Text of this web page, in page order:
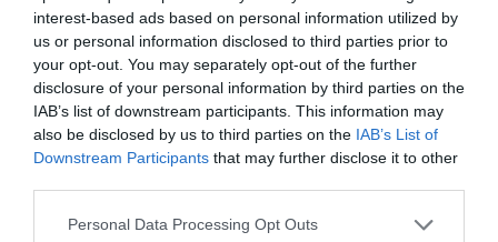
interest-based ads based on personal information utilized by
us or personal information disclosed to third parties prior to
your opt-out. You may separately opt-out of the further
disclosure of your personal information by third parties on the
IAB’s list of downstream participants. This information may
also be disclosed by us to third parties on the IAB’s List of
Downstream Participants that may further disclose it to other
Personal Data Processing Opt Outs
ΔΩΡΕΑΝ ΕΚΔΗΛΩΣΕΙΣ
ΣΥΝΑΥΛΙΕΣ 2025
Newsletter
Κάθε βδομάδα στο e-mail σας τα τελευταία νέα για
την Τέχνη και τον Πολιτισμό!